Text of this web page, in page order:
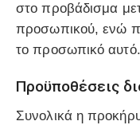
στο προβάδισμα
προσωπικού, ενώ
το προσωπικό αυτό.
Προϋποθέσεις
Συνολικά η